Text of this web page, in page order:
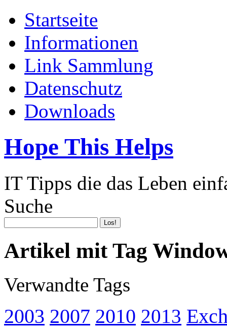
Startseite
Informationen
Link Sammlung
Datenschutz
Downloads
Hope This Helps
IT Tipps die das Leben
Suche
Artikel mit Tag
Verwandte Tags
2003 2007 2010 2013